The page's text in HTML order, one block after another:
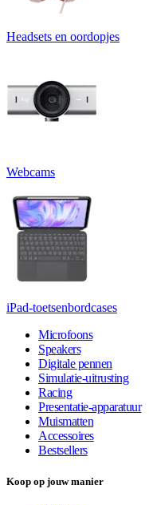
Headsets en oordopjes
Webcams
iPad-toetsenbordcases
Microfoons
Speakers
Digitale pennen
Simulatie-uitrusting
Racing
Presentatie-apparatuur
Muismatten
Accessoires
Bestsellers
Koop op jouw manier